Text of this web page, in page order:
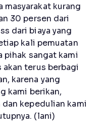
masyarakat kurang
30 persen dari
dari biaya yang
kali pemuatan
pihak sangat kami
terus berbagi
karena yang
kami berikan,
kepedulian kami
(lani)